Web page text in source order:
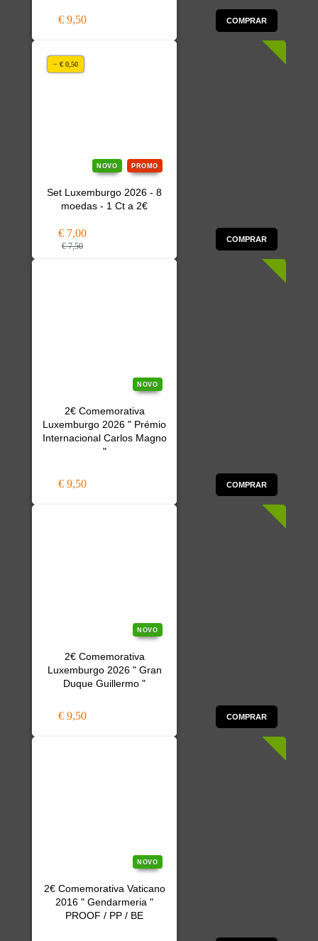
€ 9,50 COMPRAR
NOVO PROMO
Set Luxemburgo 2026 - 8
moedas - 1 Ct a 2€
€ 7,00
€ 7,50
COMPRAR
− € 0,50
NOVO
2€ Comemorativa
Luxemburgo 2026 " Prémio
Internacional Carlos Magno
"
€ 9,50 COMPRAR
NOVO
2€ Comemorativa
Luxemburgo 2026 " Gran
Duque Guillermo "
€ 9,50 COMPRAR
NOVO
2€ Comemorativa Vaticano
2016 " Gendarmeria "
PROOF / PP / BE